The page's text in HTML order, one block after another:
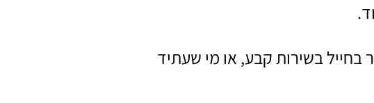
בשירות קבע, או מי שעתיד